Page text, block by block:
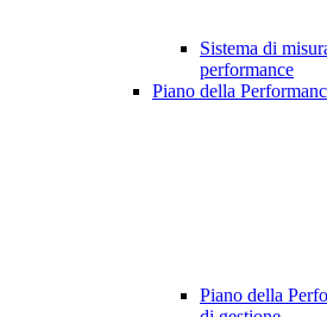
Sistema di
performance
Piano della
Piano della